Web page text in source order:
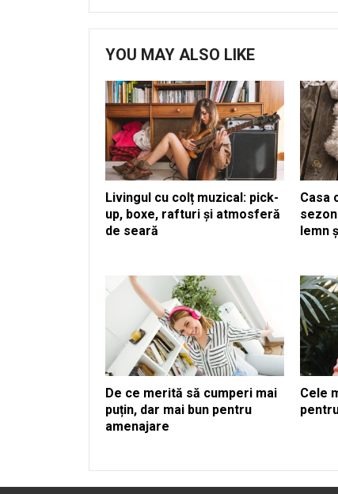
YOU MAY ALSO LIKE
Livingul cu colț muzical: pick-
up, boxe, rafturi și atmosferă
de seară
Casa
lemn
De ce merită să cumperi mai
puțin, dar mai bun pentru
amenajare
Cele